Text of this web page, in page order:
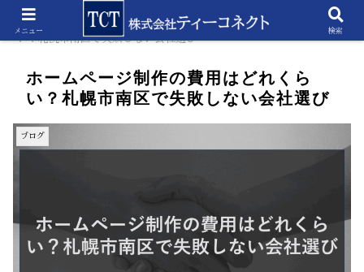
ホーム ブログ
ホームページ制作の費用はどれくら
い？札幌市南区で失敗しない会社選び
ホームページ制作の費用はどれくら
い？札幌市南区で失敗しない会社選び
ブログ
メニュー 検索